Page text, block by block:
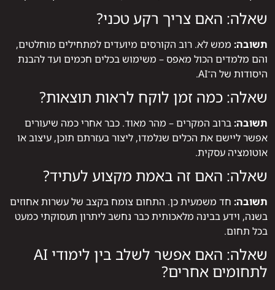
שאלה: האם צריך רקע טכני?
תשובה: ממש לא. רוב הקורסים מיועדים למתחילים מוחלטים,
והם מלמדים הכול מאפס – משימוש בכלים חכמים ועד להבנת
היסודות של ה־AI.
שאלה: כמה זמן לוקח לראות תוצאות?
תשובה:ברוב המקרים – מהר מאוד. כבר אחרי כמה שיעורים
אפשר ליישם את הכלים שנלמדו, ליצור בעזרתם תוכן, עיצוב או
אוטומציה עסקית.
שאלה: האם זה באמת מקצוע לעתיד?
תשובה: חד משמעית כן. התחום צומח בקצב של עשרות אחוזים
בשנה, וידע בבינה מלאכותית כבר נחשב ליתרון תעסוקתי כמעט
בכל תחום.
שאלה: האם אפשר לשלב בין לימודי AI
לתחומים אחרים?